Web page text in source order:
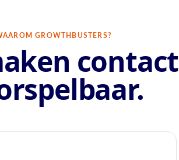
GROWTHBUSTERS?
contact